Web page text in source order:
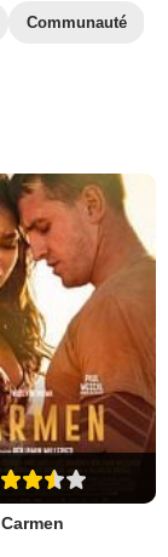
Communauté
Carmen